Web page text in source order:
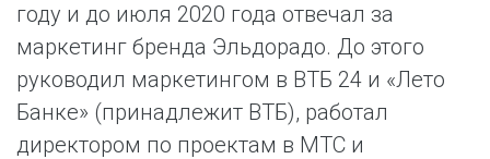
году и до июля 2020 года отвечал за
маркетинг бренда Эльдорадо. До этого
руководил маркетингом в ВТБ 24 и «Лето
Банке» (принадлежит ВТБ), работал
директором по проектам в МТС и